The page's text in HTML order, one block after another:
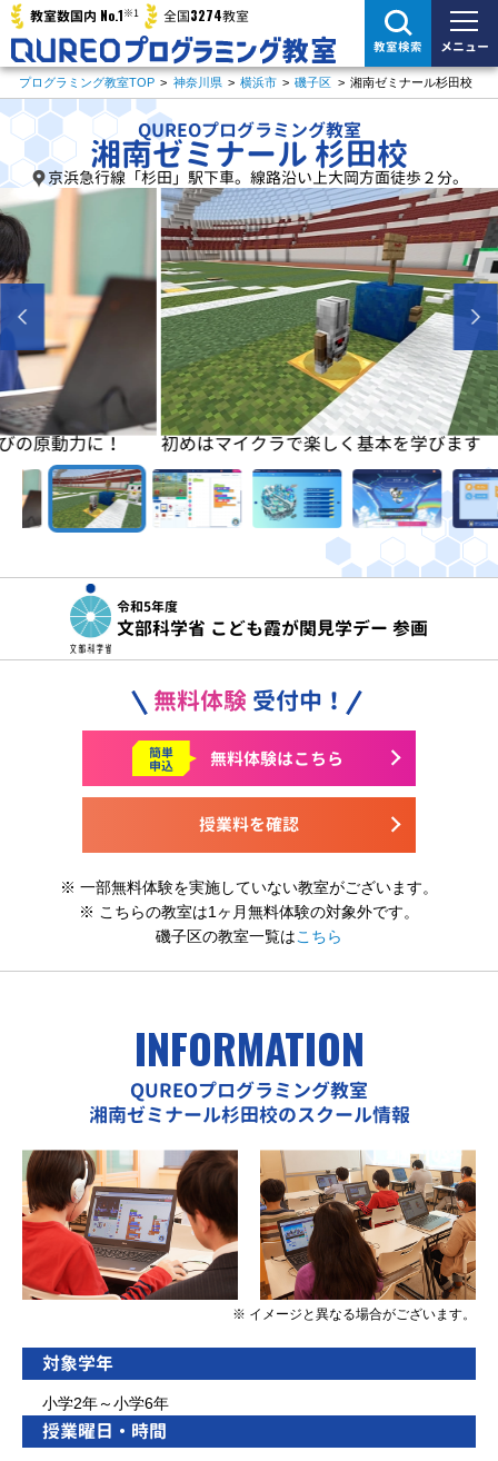
教室数国内 No.1※1 全国3274教室
教室検索 メニュー
プログラミング教室TOP > 神奈川県 > 横浜市 > 磯子区 > 湘南ゼミナール杉田校
QUREOプログラミング教室
湘南ゼミナール 杉田校
京浜急行線「杉田」駅下車。線路沿い上大岡方面徒歩２分。
！ 初めはマイクラで楽しく基本を学びます 基本
令和5年度
文部科学省 こども霞が関見学デー 参画
無料体験 受付中！
授業料を確認
簡単
申込 無料体験はこちら
※ 一部無料体験を実施していない教室がございます。
※ こちらの教室は1ヶ月無料体験の対象外です。
磯子区の教室一覧はこちら
INFORMATION
QUREOプログラミング教室
湘南ゼミナール杉田校のスクール情報
※ イメージと異なる場合がございます。
対象学年
小学2年～小学6年
授業曜日・時間